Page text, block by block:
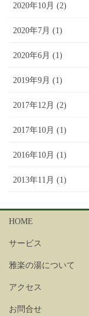
2020年10月 (2)
2020年7月 (1)
2020年6月 (1)
2019年9月 (1)
2017年12月 (2)
2017年10月 (1)
2016年10月 (1)
2013年11月 (1)
HOME
サービス
雅楽の湯について
アクセス
お問合せ